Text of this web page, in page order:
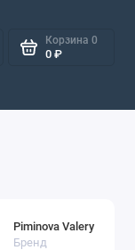
Корзина 0
0 ₽
Piminova Valery
Бренд